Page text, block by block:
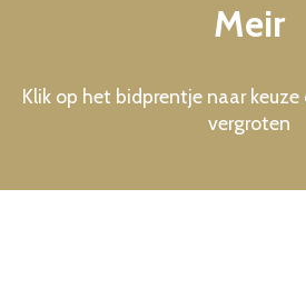
Meir
Klik op het bidprentje naar
vergroten